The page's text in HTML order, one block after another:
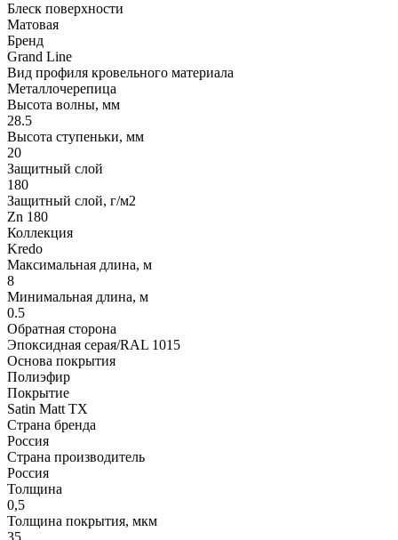
Блеск поверхности
Матовая
Бренд
Grand Line
Вид профиля кровельного материала
Металлочерепица
Высота волны, мм
28.5
Высота ступеньки, мм
20
Защитный слой
180
Защитный слой, г/м2
Zn 180
Коллекция
Kredo
Максимальная длина, м
8
Минимальная длина, м
0.5
Обратная сторона
Эпоксидная серая/RAL 1015
Основа покрытия
Полиэфир
Покрытие
Satin Matt TX
Страна бренда
Россия
Страна производитель
Россия
Толщина
0,5
Толщина покрытия, мкм